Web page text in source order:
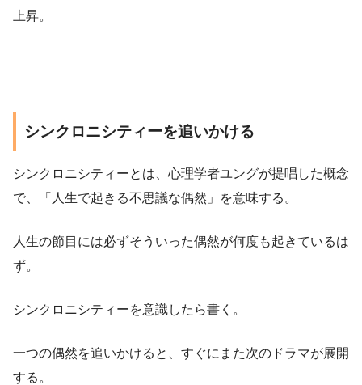
上昇。
シンクロニシティーを追いかける
シンクロニシティーとは、心理学者ユングが提唱した概念
で、「人生で起きる不思議な偶然」を意味する。
人生の節目には必ずそういった偶然が何度も起きているは
ず。
シンクロニシティーを意識したら書く。
一つの偶然を追いかけると、すぐにまた次のドラマが展開
する。